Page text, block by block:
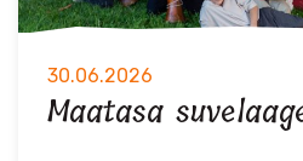
30.06.2026
Maatasa